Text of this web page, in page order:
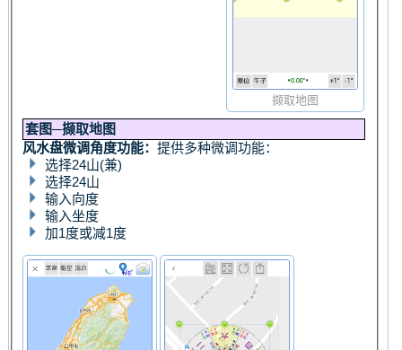
撷取地图
套图─撷取地图
风水盘微调角度功能：提供多种微调功能：
选择24山(兼)
选择24山
输入向度
输入坐度
加1度或减1度